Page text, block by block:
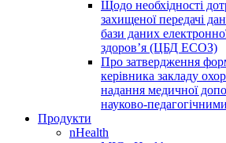
Щодо необхідності
захищеної передачі
бази даних
здоров’я (ЦБД ЕСОЗ)
Про затвердження
керівника закладу
надання медичної
науково-
Продукти
nHealth